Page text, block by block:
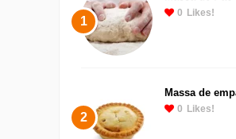
1
0 Likes!
2
Massa de
0 Likes!